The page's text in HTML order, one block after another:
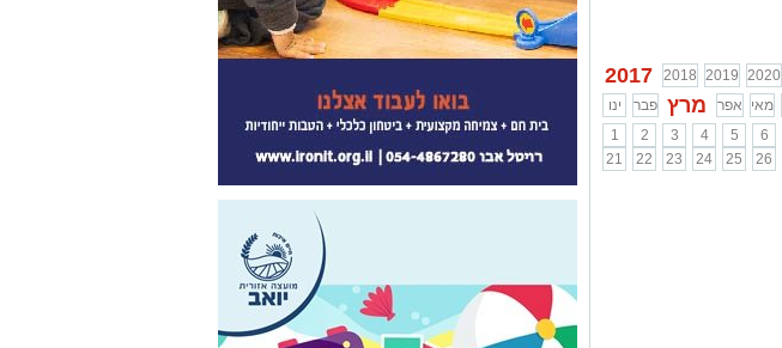
2017 2018 2019 2020
ינו
פבר מרץ אפר מאי
1
2 3 4 5 6
21
22 23 24 25 26